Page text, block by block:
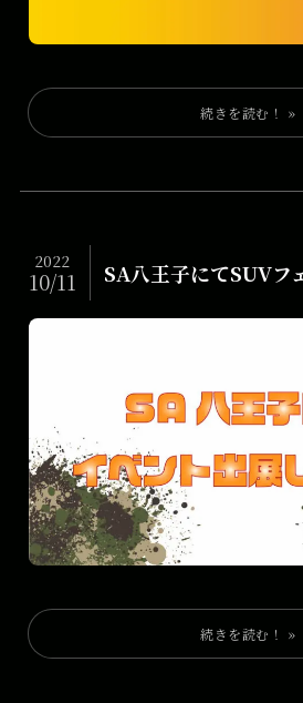
SA八王子にてSUVフ
2022
10/11